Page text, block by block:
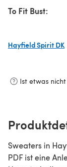
To Fit Bust:
Hayfield Spirit DK
Ist etwas
Sweaters in
PDF ist eine Anleitung zum Knitting von Sirdar , die als